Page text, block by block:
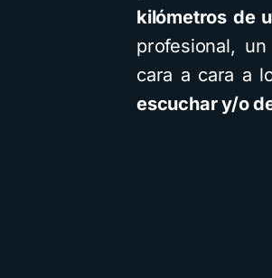
kilómetros de
profesional,
cara a cara a
escuchar y/o